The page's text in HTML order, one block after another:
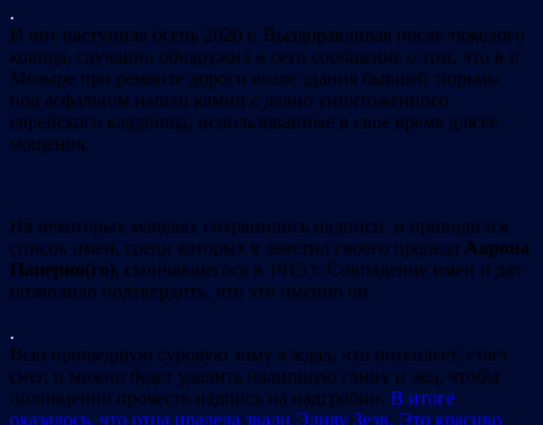
.
И вот наступила осень 2020 г. Выздоравливая после тяжелого
ковида, случайно обнаружил в сети сообщение о том, что в г.
Мозыре при ремонте дороги возле здания бывшей тюрьмы
под асфальтом нашли камни с давно уничтоженного
еврейского кладбища, использованные в свое время для ее
мощения.
На некоторых мацевах сохранились надписи, и приводился
список имен, среди которых я заметил своего прадеда Аарона
Паперно(го), скончавшегося в 1915 г. Совпадение имен и дат
позволило подтвердить, что это именно он.
.
Всю прошедшую суровую зиму я ждал, что потеплеет, стает
снег, и можно будет удалить налипшую глину и лед, чтобы
полноценно прочесть надпись на надгробии. В итоге
оказалось, что отца прадеда звали Элияу Зеэв. Это красиво